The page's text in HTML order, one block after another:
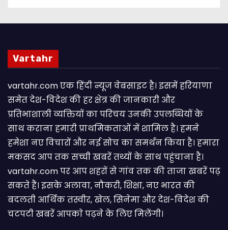
Vartahr
vartahr.com एक हिंदी न्यूज वेबसाइट है। इसमें हरियाणा
समेत देश-विदेश की हर क्षेत्र की जानकारी और
प्रतिभाशाली व्यक्तियों का परिचय उनकी उपलब्धियों के
साथ कराना हमारी प्राथमिकताओं में शामिल है। हमने
हमेशा नए विचारों और नई सोच का समर्थन किया है। हमारा
मकसद आप तक सच्ची खबरें तथ्यों के साथ पहुंचाना है।
vartahr.com पर आप शहरों से गांव तक की ताजा खबरें पढ़
सकते हैं। इसके अलावा, नौकरी, शिक्षा, नए भारत की
बदलती आर्थिक तस्वीर, खेल, सिनेमा और देश-विदेश की
चटपटी खबरें आपकाे पढ़ने के लिए मिलेंगी।